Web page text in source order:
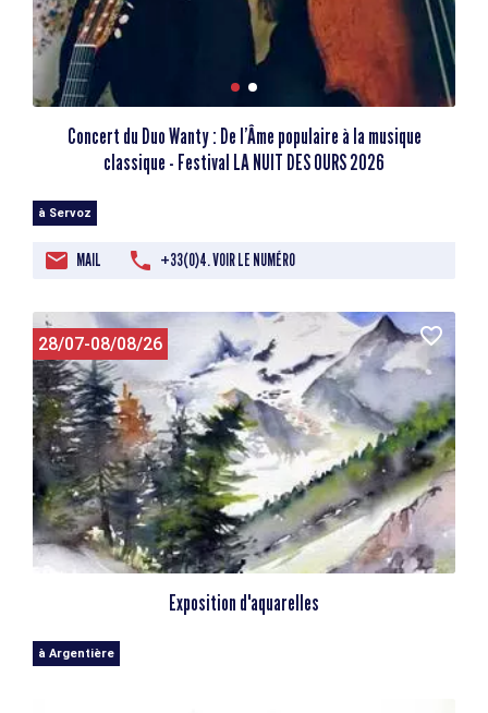
Concert du Duo Wanty : De l’Âme populaire à la musique
classique - Festival LA NUIT DES OURS 2026
à Servoz
MAIL +33(0)4. VOIR LE NUMÉRO
28/07-08/08/26
Exposition d'aquarelles
à Argentière